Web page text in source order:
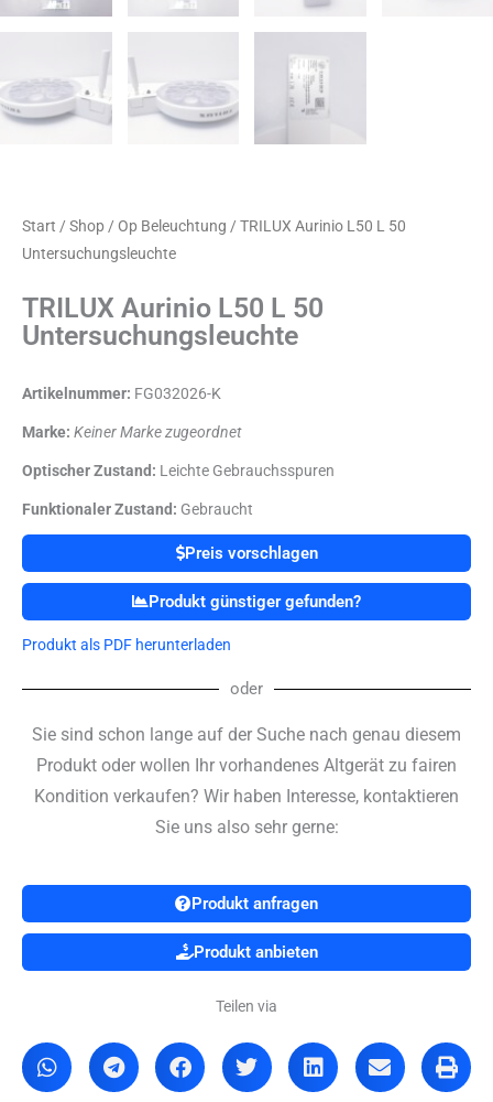
Start / Shop / Op Beleuchtung / TRILUX Aurinio L50 L 50
Untersuchungsleuchte
TRILUX Aurinio L50 L 50
Untersuchungsleuchte
Artikelnummer: FG032026-K
Marke: Keiner Marke zugeordnet
Optischer Zustand: Leichte Gebrauchsspuren
Funktionaler Zustand: Gebraucht
Preis vorschlagen
Produkt günstiger gefunden?
Produkt als PDF herunterladen
oder
Sie sind schon lange auf der Suche nach genau diesem
Produkt oder wollen Ihr vorhandenes Altgerät zu fairen
Kondition verkaufen? Wir haben Interesse, kontaktieren
Sie uns also sehr gerne:
Produkt anfragen
Produkt anbieten
Teilen via